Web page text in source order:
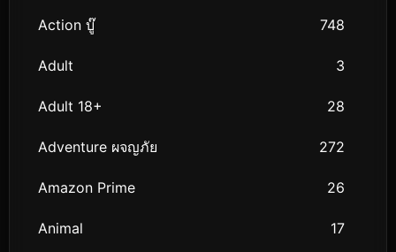
Action บู๊ 748
Adult 3
Adult 18+ 28
Adventure ผจญภัย 272
Amazon Prime 26
Animal 17